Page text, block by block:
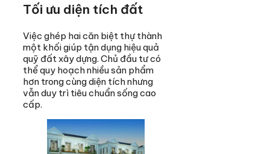
Tối ưu diện tích đất
Việc ghép hai căn biệt thự thành
một khối giúp tận dụng hiệu quả
quỹ đất xây dựng. Chủ đầu tư có
thể quy hoạch nhiều sản phẩm
hơn trong cùng diện tích nhưng
vẫn duy trì tiêu chuẩn sống cao
cấp.